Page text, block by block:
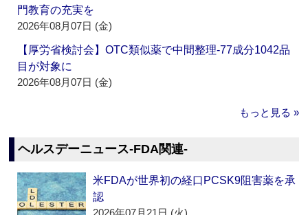
門教育の充実を
2026年08月07日 (金)
【厚労省検討会】OTC類似薬で中間整理‐77成分1042品
目が対象に
2026年08月07日 (金)
もっと見る »
ヘルスデーニュース‐FDA関連‐
米FDAが世界初の経口PCSK9阻害薬を承
認
2026年07月21日 (火)